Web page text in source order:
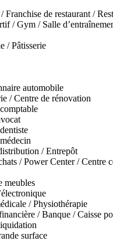
Franchise de restaurant /
/ Gym / Salle
/ Pâtisserie
automobile
/ Centre de rénovation
/ Entrepôt
/ Power Center / Centre
meubles
/ Physiothérapie
/ Banque / Caisse
surface